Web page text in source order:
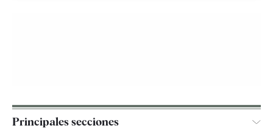
Principales secciones